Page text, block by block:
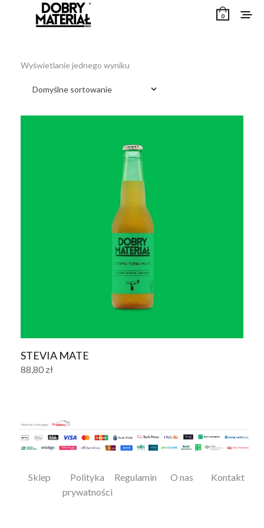
0
Wyświetlanie jednego wyniku
STEVIA MATE
88,80 zł
Sklep
Polityka
prywatności
Regulamin O nas Kontakt